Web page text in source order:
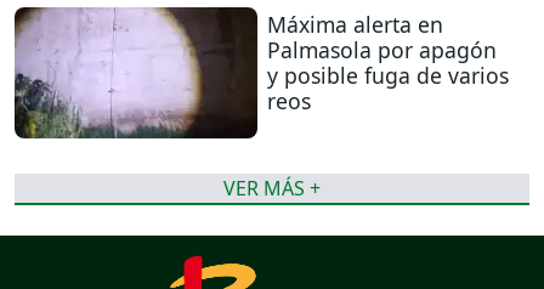
Máxima alerta en
Palmasola por apagón
y posible fuga de varios
reos
VER MÁS +